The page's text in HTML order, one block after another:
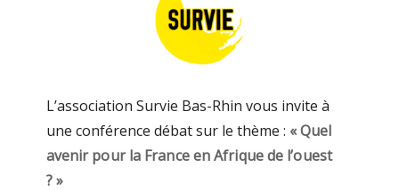
L’association Survie Bas-Rhin vous invite à
une conférence débat sur le thème : « Quel
avenir pour la France en Afrique de l’ouest
? »